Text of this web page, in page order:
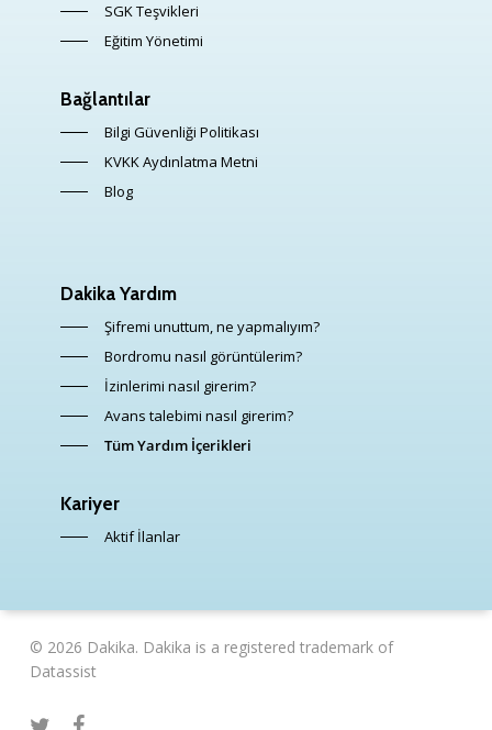
SGK Teşvikleri
Eğitim Yönetimi
Bağlantılar
Bilgi Güvenliği Politikası
KVKK Aydınlatma Metni
Blog
Dakika Yardım
Şifremi unuttum, ne yapmalıyım?
Bordromu nasıl görüntülerim?
İzinlerimi nasıl girerim?
Avans talebimi nasıl girerim?
Tüm Yardım İçerikleri
Kariyer
Aktif İlanlar
© 2026 Dakika. Dakika is a registered trademark of
Datassist
twitterfacebook